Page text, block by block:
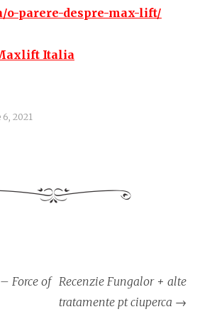
o-parere-despre-max-lift/
Italia
2021
Force of Recenzie Fungalor + alte
tratamente pt ciuperca →